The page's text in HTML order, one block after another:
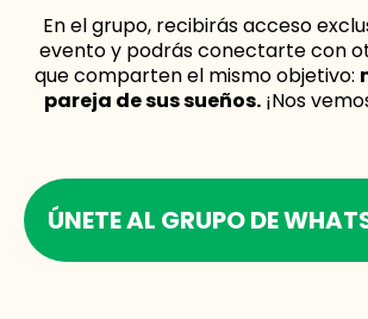
En el grupo, recibirás acceso
evento y podrás conectarte con
que comparten el mismo objetivo:
pareja de sus sueños.¡Nos
ÚNETE AL GRUPO DE